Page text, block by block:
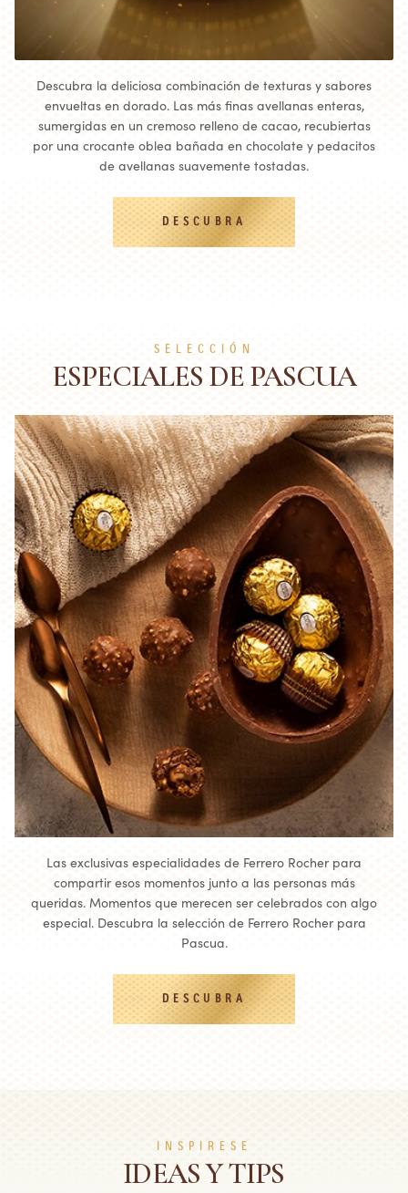
Descubra la deliciosa combinación de texturas y sabores
envueltas en dorado. Las más finas avellanas enteras,
sumergidas en un cremoso relleno de cacao, recubiertas
por una crocante oblea bañada en chocolate y pedacitos
de avellanas suavemente tostadas.
DESCUBRA
SELECCIÓN
ESPECIALES DE PASCUA
Las exclusivas especialidades de Ferrero Rocher para
compartir esos momentos junto a las personas más
queridas. Momentos que merecen ser celebrados con algo
especial. Descubra la selección de Ferrero Rocher para
Pascua.
DESCUBRA
INSPIRESE
IDEAS Y TIPS